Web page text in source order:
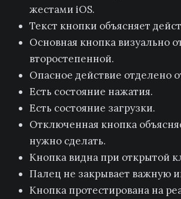
жестами iOS.
Текст кнопки объясняет
Основная кнопка визуально
второстепенной.
Опасное действие отделено
Есть состояние нажатия.
Есть состояние загрузки.
Отключенная кнопка
нужно сделать.
Кнопка видна при открытой
Палец не закрывает важную
Кнопка протестирована на